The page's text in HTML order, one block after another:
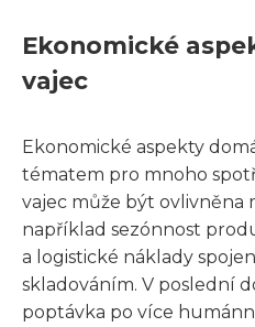
Ekonomické
vajec
Ekonomické aspekty
tématem pro mnoho
vajec může být ovlivněna
například sezónnost
a logistické náklady
skladováním. V poslední
poptávka po více